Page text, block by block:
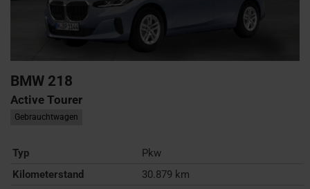
BMW 218
Active Tourer
Gebrauchtwagen
Typ
Pkw
Kilometerstand
30.879 km